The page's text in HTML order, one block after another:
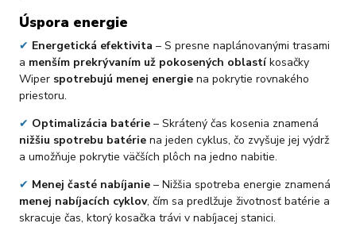
Úspora energie
✔ Energetická efektivita – S presne naplánovanými trasami
a menším prekrývaním už pokosených oblastíkosačky
Wiper spotrebujú menej energiena pokrytie rovnakého
priestoru.
✔ Optimalizácia batérie– Skrátený čas kosenia znamená
nižšiu spotrebu batériena jeden cyklus, čo zvyšuje jej výdrž
a umožňuje pokrytie väčších plôch na jedno nabitie.
✔ Menej časté nabíjanie– Nižšia spotreba energie znamená
menej nabíjacích cyklov, čím sa predlžuje životnosť batérie a
skracuje čas, ktorý kosačka trávi v nabíjacej stanici.